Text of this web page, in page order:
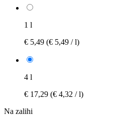
1 l
€ 5,49 (€ 5,49 / l)
4 l
€ 17,29 (€ 4,32 / l)
Na zalihi